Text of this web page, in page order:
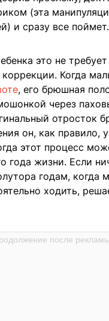
(эта
и сразу все поймет.
это не требует
коррекции. Когда
, его брюшная
через
отросток
он, как правило,
этот процесс
года жизни. Если
годам, когда
ходить,